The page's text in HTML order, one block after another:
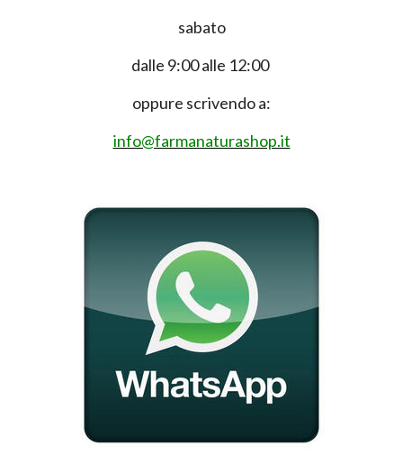
sabato
dalle 9:00 alle 12:00
oppure scrivendo a:
info@farmanaturashop.it